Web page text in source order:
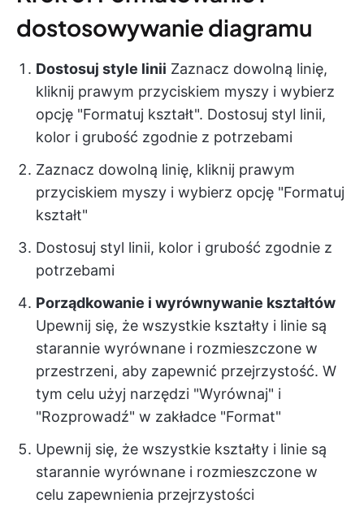
dostosowywanie diagramu
Dostosuj style linii Zaznacz dowolną linię,
kliknij prawym przyciskiem myszy i wybierz
opcję "Formatuj kształt". Dostosuj styl linii,
kolor i grubość zgodnie z potrzebami
Zaznacz dowolną linię, kliknij prawym
przyciskiem myszy i wybierz opcję "Formatuj
kształt"
Dostosuj styl linii, kolor i grubość zgodnie z
potrzebami
Porządkowanie i wyrównywanie kształtów
Upewnij się, że wszystkie kształty i linie są
starannie wyrównane i rozmieszczone w
przestrzeni, aby zapewnić przejrzystość. W
tym celu użyj narzędzi "Wyrównaj" i
"Rozprowadź" w zakładce "Format"
Upewnij się, że wszystkie kształty i linie są
starannie wyrównane i rozmieszczone w
celu zapewnienia przejrzystości